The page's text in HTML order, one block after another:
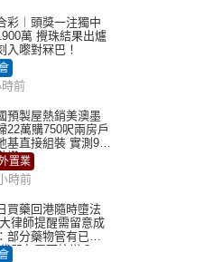
彩︱頭獎一注獨中
攪珠結果出爐
入嚟對冧巴！
前
預製屋熱銷美澳墨
22萬購750呎兩房戶
基直接組裝 實測9個
讚
置業
時前
買藥回港隨時墮法
律師提醒需留意成
部分藥物管有已違
朋友買可抗辯？